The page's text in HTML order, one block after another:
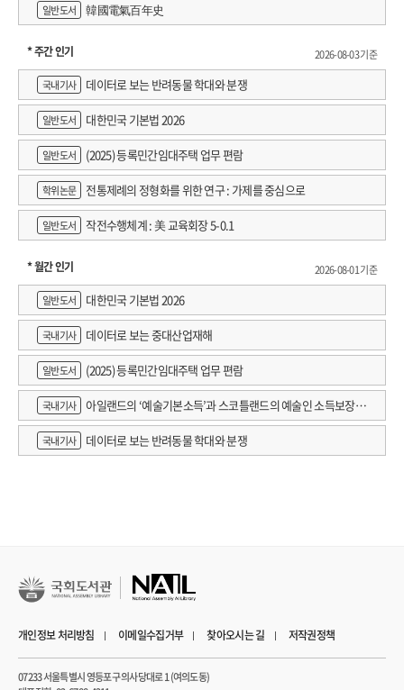
일반도서 韓國電氣百年史
* 주간 인기
2026-08-03 기준
국내기사
데이터로 보는 반려동물 학대와 분쟁
일반도서 대한민국 기본법 2026
일반도서 (2025) 등록민간임대주택 업무 편람
학위논문 전통제례의 정형화를 위한 연구 : 가제를 중심으로
일반도서 작전수행체계 : 美 교육회장 5-0.1
* 월간 인기
2026-08-01 기준
일반도서
대한민국 기본법 2026
국내기사 데이터로 보는 중대산업재해
일반도서 (2025) 등록민간임대주택 업무 편람
국내기사
아일랜드의 ‘예술기본소득’과 스코틀랜드의 예술인 소득보장정
책 논의
국내기사 데이터로 보는 반려동물 학대와 분쟁
개인정보 처리방침 이메일수집거부 찾아오시는 길 저작권정책
07233 서울특별시 영등포구 의사당대로 1 (여의도동)